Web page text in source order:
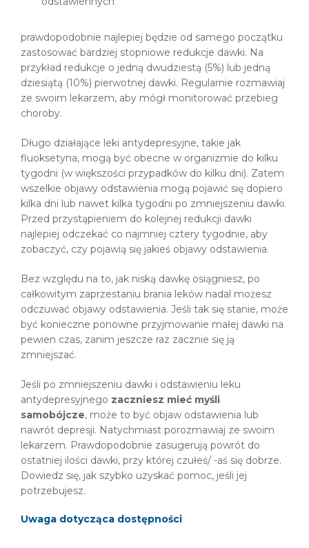
prawdopodobnie najlepiej będzie od samego początku
zastosować bardziej stopniowe redukcje dawki. Na
przykład redukcje o jedną dwudziestą (5%) lub jedną
dziesiątą (10%) pierwotnej dawki. Regularnie rozmawiaj
ze swoim lekarzem, aby mógł monitorować przebieg
choroby.
Długo działające leki antydepresyjne, takie jak
fluoksetyna, mogą być obecne w organizmie do kilku
tygodni (w większości przypadków do kilku dni). Zatem
wszelkie objawy odstawienia mogą pojawić się dopiero
kilka dni lub nawet kilka tygodni po zmniejszeniu dawki.
Przed przystąpieniem do kolejnej redukcji dawki
najlepiej odczekać co najmniej cztery tygodnie, aby
zobaczyć, czy pojawią się jakieś objawy odstawienia.
Bez względu na to, jak niską dawkę osiągniesz, po
całkowitym zaprzestaniu brania leków nadal możesz
odczuwać objawy odstawienia. Jeśli tak się stanie, może
być konieczne ponowne przyjmowanie małej dawki na
pewien czas, zanim jeszcze raz zacznie się ją
zmniejszać.
Jeśli po zmniejszeniu dawki i odstawieniu leku
antydepresyjnego zaczniesz mieć myśli
samobójcze, może to być objaw odstawienia lub
nawrót depresji. Natychmiast porozmawiaj ze swoim
lekarzem. Prawdopodobnie zasugerują powrót do
ostatniej ilości dawki, przy której czułeś/ -aś się dobrze.
Dowiedz się, jak szybko uzyskać pomoc, jeśli jej
potrzebujesz.
Uwaga dotycząca dostępności